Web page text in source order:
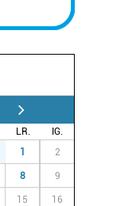
LR.
IG.
1 2
8 9
15 16